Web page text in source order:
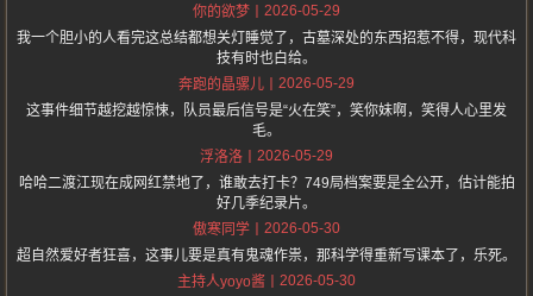
你的欲梦
2026-05-29
我一个胆小的人看完这总结都想关灯睡觉了，古墓深处的东西招惹不得，现代科
技有时也白给。
奔跑的晶骡儿
2026-05-29
这事件细节越挖越惊悚，队员最后信号是“火在笑”，笑你妹啊，笑得人心里发
毛。
浮洛洛
2026-05-29
哈哈二渡江现在成网红禁地了，谁敢去打卡？749局档案要是全公开，估计能拍
好几季纪录片。
傲寒同学
2026-05-30
超自然爱好者狂喜，这事儿要是真有鬼魂作祟，那科学得重新写课本了，乐死。
主持人yoyo酱
2026-05-30